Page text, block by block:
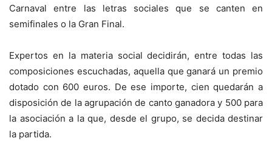
Carnaval entre las letras sociales que se canten en
semifinales o la Gran Final.
Expertos en la materia social decidirán, entre todas las
composiciones escuchadas, aquella que ganará un premio
dotado con 600 euros. De ese importe, cien quedarán a
disposición de la agrupación de canto ganadora y 500 para
la asociación a la que, desde el grupo, se decida destinar
la partida.